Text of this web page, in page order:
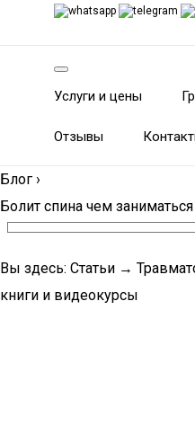
Услуги и цены
Отзывы
Блог ›
Болит спина чем заниматься
Вы здесь: Статьи →
книги и видеокурсы